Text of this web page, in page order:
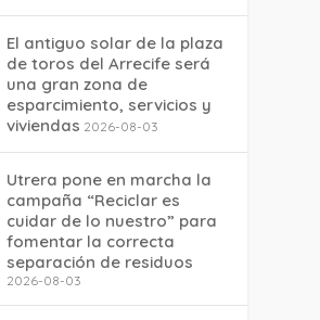
El antiguo solar de la plaza
de toros del Arrecife será
una gran zona de
esparcimiento, servicios y
viviendas 2026-08-03
Utrera pone en marcha la
campaña “Reciclar es
cuidar de lo nuestro” para
fomentar la correcta
separación de residuos
2026-08-03